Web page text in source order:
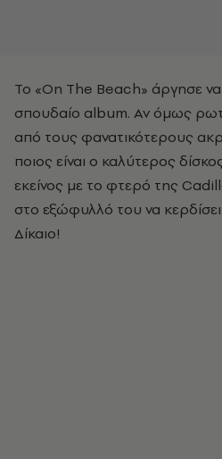
Το «On The Beach» άργησε
σπουδαίο album. Αν όμως
από τους φανατικότερους
ποιος είναι ο καλύτερος
εκείνος με το φτερό της
στο εξώφυλλό του να
Δίκαιο!